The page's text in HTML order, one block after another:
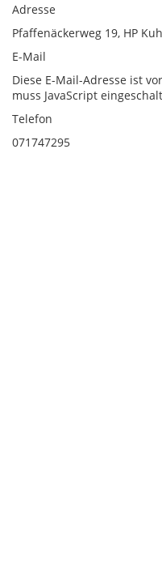
Adresse
Pfaffenäckerweg 19, HP
E-Mail
Diese E-Mail-Adresse ist
muss JavaScript
Telefon
071747295